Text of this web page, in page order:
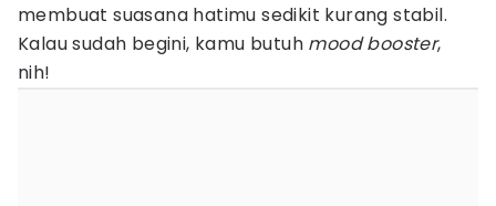
membuat suasana hatimu sedikit kurang stabil.
Kalau sudah begini, kamu butuh mood booster,
nih!